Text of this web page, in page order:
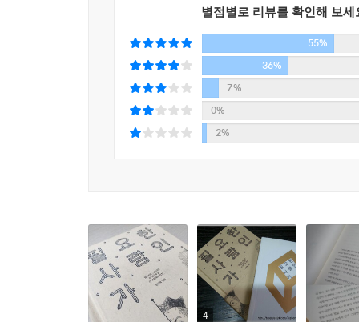
되기 위한 처세, 회사가 직원을 판단하는 기준,
조언은 이렇다.
“어느 분야에나 해결사 혹은 만병통치약 같은 존
대상이 된다. 이렇게 되지 않으려면 당신의 능력
기름은 빠르게 소모되며, 이내 꺼질 시간이 다가온
지켜내고, 어떤 사람으로 살아갈 것인가에 대한
별점별로 리뷰를 확인해 보세
55%
36%
7%
0%
2%
4